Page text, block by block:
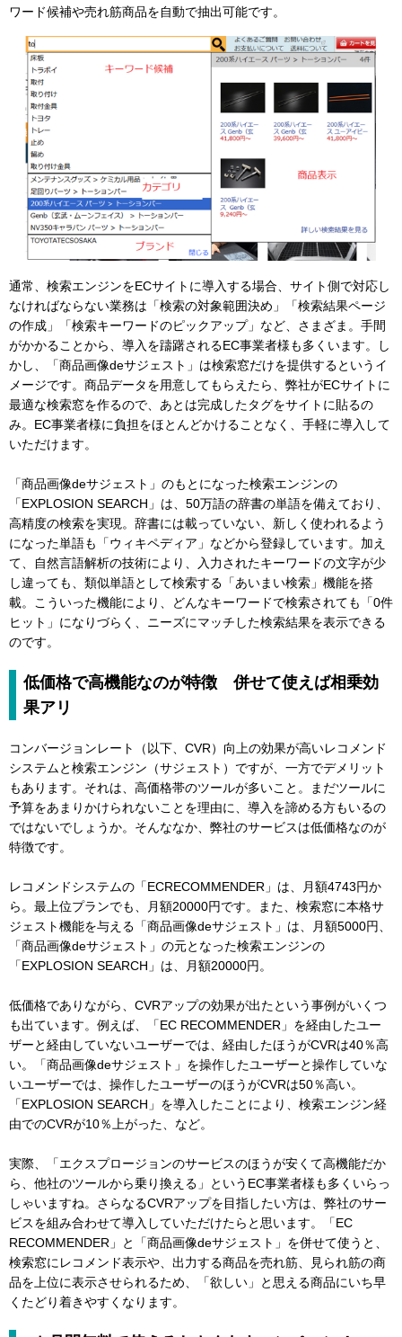
ワード候補や売れ筋商品を自動で抽出可能です。
通常、検索エンジンをECサイトに導入する場合、サイト側で対応し
なければならない業務は「検索の対象範囲決め」「検索結果ページ
の作成」「検索キーワードのピックアップ」など、さまざま。手間
がかかることから、導入を躊躇されるEC事業者様も多くいます。し
かし、「商品画像deサジェスト」は検索窓だけを提供するというイ
メージです。商品データを用意してもらえたら、弊社がECサイトに
最適な検索窓を作るので、あとは完成したタグをサイトに貼るの
み。EC事業者様に負担をほとんどかけることなく、手軽に導入して
いただけます。
「商品画像deサジェスト」のもとになった検索エンジンの
「EXPLOSION SEARCH」は、50万語の辞書の単語を備えており、
高精度の検索を実現。辞書には載っていない、新しく使われるよう
になった単語も「ウィキペディア」などから登録しています。加え
て、自然言語解析の技術により、入力されたキーワードの文字が少
し違っても、類似単語として検索する「あいまい検索」機能を搭
載。こういった機能により、どんなキーワードで検索されても「0件
ヒット」になりづらく、ニーズにマッチした検索結果を表示できる
のです。
低価格で高機能なのが特徴 併せて使えば相乗効
果アリ
コンバージョンレート（以下、CVR）向上の効果が高いレコメンド
システムと検索エンジン（サジェスト）ですが、一方でデメリット
もあります。それは、高価格帯のツールが多いこと。まだツールに
予算をあまりかけられないことを理由に、導入を諦める方もいるの
ではないでしょうか。そんななか、弊社のサービスは低価格なのが
特徴です。
レコメンドシステムの「ECRECOMMENDER」は、月額4743円か
ら。最上位プランでも、月額20000円です。また、検索窓に本格サ
ジェスト機能を与える「商品画像deサジェスト」は、月額5000円、
「商品画像deサジェスト」の元となった検索エンジンの
「EXPLOSION SEARCH」は、月額20000円。
低価格でありながら、CVRアップの効果が出たという事例がいくつ
も出ています。例えば、「EC RECOMMENDER」を経由したユー
ザーと経由していないユーザーでは、経由したほうがCVRは40％高
い。「商品画像deサジェスト」を操作したユーザーと操作していな
いユーザーでは、操作したユーザーのほうがCVRは50％高い。
「EXPLOSION SEARCH」を導入したことにより、検索エンジン経
由でのCVRが10％上がった、など。
実際、「エクスプロージョンのサービスのほうが安くて高機能だか
ら、他社のツールから乗り換える」というEC事業者様も多くいらっ
しゃいますね。さらなるCVRアップを目指したい方は、弊社のサー
ビスを組み合わせて導入していただけたらと思います。「EC
RECOMMENDER」と「商品画像deサジェスト」を併せて使うと、
検索窓にレコメンド表示や、出力する商品を売れ筋、見られ筋の商
品を上位に表示させられるため、「欲しい」と思える商品にいち早
くたどり着きやすくなります。